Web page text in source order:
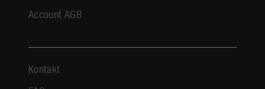
Account AGB
Kontakt